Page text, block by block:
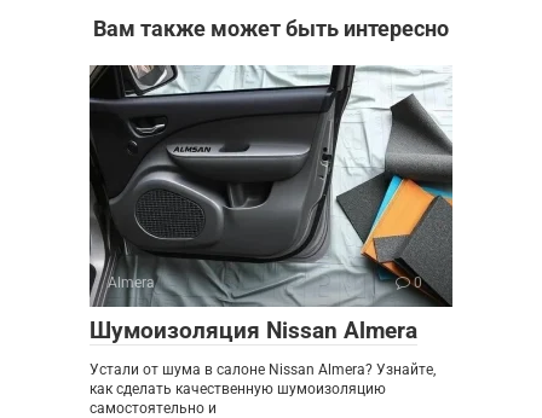
Вам также может быть интересно
Almera 0
Шумоизоляция Nissan Almera
Устали от шума в салоне Nissan Almera? Узнайте,
как сделать качественную шумоизоляцию
самостоятельно и